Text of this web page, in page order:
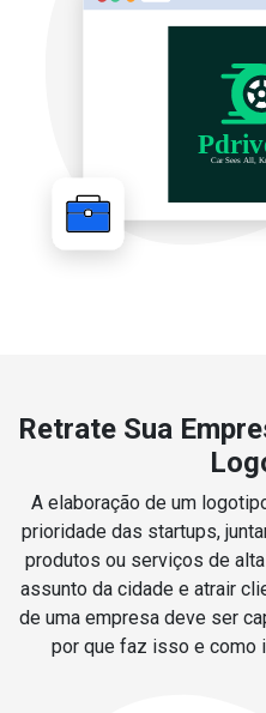
Retrate Sua
A elaboração de um
prioridade das startups,
produtos ou serviços de
assunto da cidade e atrair
de uma empresa deve ser
por que faz isso e como